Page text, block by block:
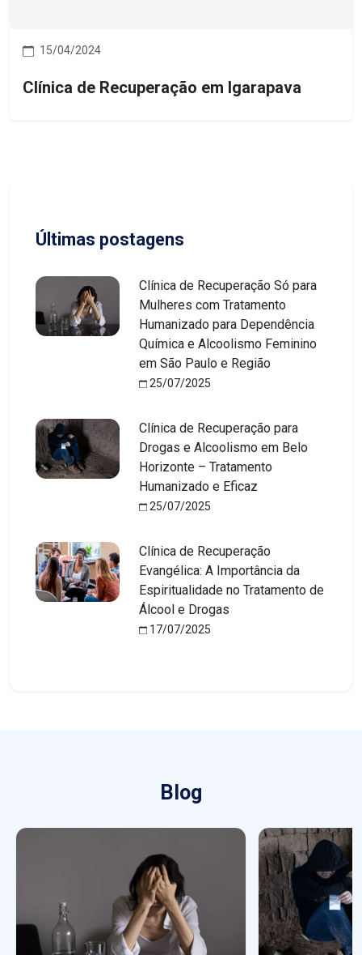
15/04/2024
Clínica de Recuperação em Igarapava
Últimas postagens
Clínica de Recuperação Só para
Mulheres com Tratamento
Humanizado para Dependência
Química e Alcoolismo Feminino
em São Paulo e Região
25/07/2025
Clínica de Recuperação para
Drogas e Alcoolismo em Belo
Horizonte – Tratamento
Humanizado e Eficaz
25/07/2025
Clínica de Recuperação
Evangélica: A Importância da
Espiritualidade no Tratamento de
Álcool e Drogas
17/07/2025
Blog